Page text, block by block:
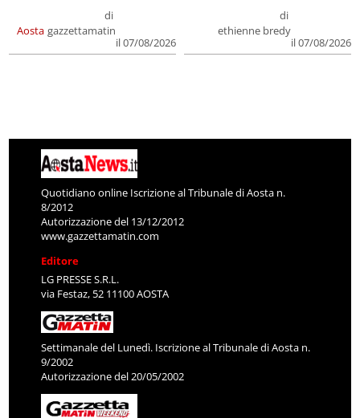
Aosta
di
gazzettamatin
il 07/08/2026
di
ethienne bredy
il 07/08/2026
Quotidiano online Iscrizione al Tribunale di Aosta n.
8/2012
Autorizzazione del 13/12/2012
www.gazzettamatin.com
Editore
LG PRESSE S.R.L.
via Festaz, 52 11100 AOSTA
Settimanale del Lunedì. Iscrizione al Tribunale di Aosta n.
9/2002
Autorizzazione del 20/05/2002